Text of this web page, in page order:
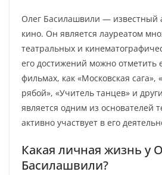
Олег Басилашвили — известный
кино. Он является лауреатом
театральных и
его достижений можно отметить
фильмах, как «Московская сага»,
рябой», «Учитель танцев» и
является одним из основателей
активно участвует в его
Какая личная жизнь у
Басилашвили?